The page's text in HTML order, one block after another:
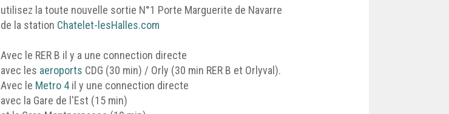
utilisez la toute nouvelle sortie N°1 Porte Marguerite de Navarre
de la station Chatelet-lesHalles.com
Avec le RER B il y a une connection directe
avec les aeroports CDG (30 min) / Orly (30 min RER B et Orlyval).
Avec le Metro 4 il y une connection directe
avec la Gare de l'Est (15 min)